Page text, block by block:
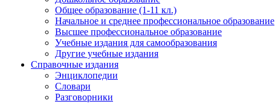
Общее образование (1-11 кл.)
Начальное и среднее профессиональное образование
Высшее профессиональное образование
Учебные издания для самообразования
Другие учебные издания
Справочные издания
Энциклопедии
Словари
Разговорники